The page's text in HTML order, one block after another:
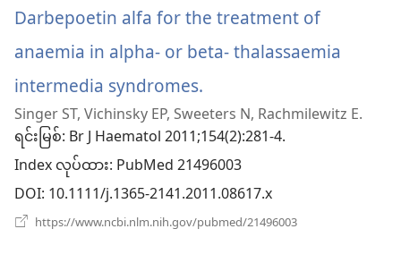
ပါ
တယ်)
င့်
နေ
တယ်)
Darbepoetin alfa for the treatment of
anaemia in alpha- or beta- thalassaemia
intermedia syndromes.
အသစ်
ဖွ
င့်
နေ
Singer ST, Vichinsky EP, Sweeters N, Rachmilewitz E.
ရင်းမြစ်‎: Br J Haematol 2011;154(2):281-4.
Index လုပ်ထား‎: PubMed 21496003
DOI‎: 10.1111/j.1365-2141.2011.08617.x
https://www.ncbi.nlm.nih.gov/pubmed/21496003